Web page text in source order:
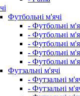
Футбольні м'ячі
- Футбольні
- Футбольні
- Футбольні
- Футбольні
- Футбольні
Футзальні м'ячі
- Футзальні
- Футзальні